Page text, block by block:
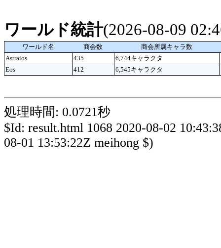
ワールド統計(2026-08-09
ワールド名 商会数
商会所属キャラ数
Astraios
435 6,744キャラクタ
Eos
412 6,545キャラクタ
処理時間: 0.0721秒
$Id: result.html 1068 2020-08-02
08-01 13:53:22Z meihong $)